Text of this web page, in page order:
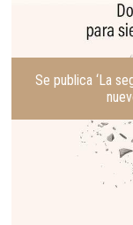
Se publica ‘La